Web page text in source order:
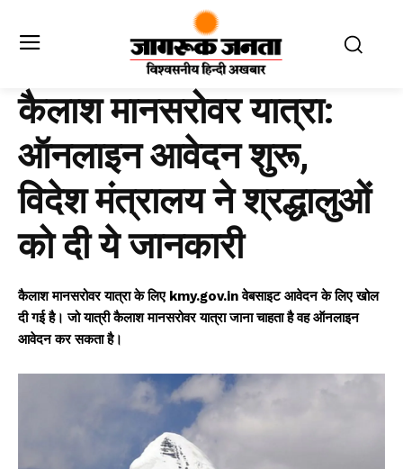
कैलाश मानसरोवर यात्रा:
ऑनलाइन आवेदन शुरू,
विदेश मंत्रालय ने श्रद्धालुओं
को दी ये जानकारी
कैलाश मानसरोवर यात्रा के लिए kmy.gov.in वेबसाइट आवेदन के लिए खोल
दी गई है। जो यात्री कैलाश मानसरोवर यात्रा जाना चाहता है वह ऑनलाइन
आवेदन कर सकता है।